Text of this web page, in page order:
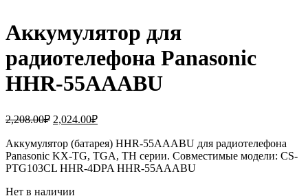
Аккумулятор для
радиотелефона Panasonic
HHR-55AAABU
2,208.00₽ Первоначальная
составляла
2,208.00₽.
2,024.00₽Текущая
2,024.00₽.
Аккумулятор (батарея) HHR-55AAABU для радиотелефона
Panasonic KX-TG, TGA, TH серии. Совместимые модели: CS-
PTG103CL HHR-4DPA HHR-55AAABU
Нет в наличии